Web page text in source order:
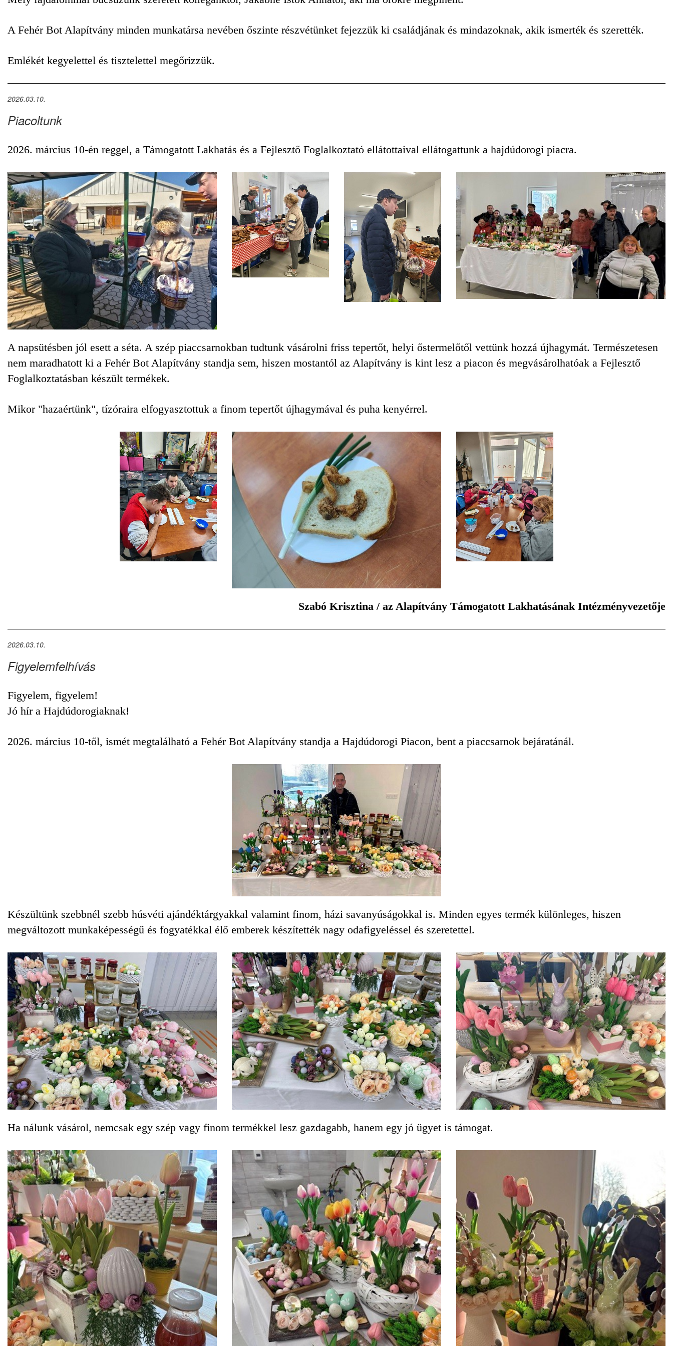
A Fehér Bot Alapítvány minden munkatársa nevében őszinte részvétünket fejezzük ki családjának és mindazoknak, akik ismerték és szerették.
Emlékét kegyelettel és tisztelettel megőrizzük.
2026.03.10.
Piacoltunk
2026. március 10-én reggel, a Támogatott Lakhatás és a Fejlesztő Foglalkoztató ellátottaival ellátogattunk a hajdúdorogi piacra.
A napsütésben jól esett a séta. A szép piaccsarnokban tudtunk vásárolni friss tepertőt, helyi őstermelőtől vettünk hozzá újhagymát. Természetesen
nem maradhatott ki a Fehér Bot Alapítvány standja sem, hiszen mostantól az Alapítvány is kint lesz a piacon és megvásárolhatóak a Fejlesztő
Foglalkoztatásban készült termékek.
Mikor "hazaértünk", tízóraira elfogyasztottuk a finom tepertőt újhagymával és puha kenyérrel.
Szabó Krisztina / az Alapítvány Támogatott Lakhatásának Intézményvezetője
2026.03.10.
Figyelemfelhívás
Figyelem, figyelem!
Jó hír a Hajdúdorogiaknak!
2026. március 10-től, ismét megtalálható a Fehér Bot Alapítvány standja a Hajdúdorogi Piacon, bent a piaccsarnok bejáratánál.
Készültünk szebbnél szebb húsvéti ajándéktárgyakkal valamint finom, házi savanyúságokkal is. Minden egyes termék különleges, hiszen
megváltozott munkaképességű és fogyatékkal élő emberek készítették nagy odafigyeléssel és szeretettel.
Ha nálunk vásárol, nemcsak egy szép vagy finom termékkel lesz gazdagabb, hanem egy jó ügyet is támogat.